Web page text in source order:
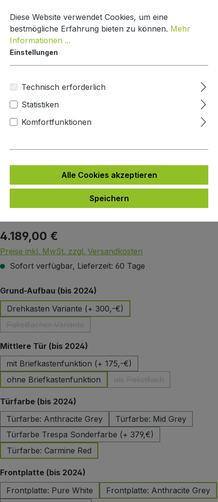
Paketkasten Classic Line
Mypaketkasten
Bildergalerie überspringen
Regulärer Preis:
4.189,00 €
Preise inkl. MwSt. zzgl. Versandkosten
Sofort verfügbar, Lieferzeit: 60 Tage
Grund-Aufbau (bis 2024)
Drehkasten Variante (+ 300,-€)
(Diese Option ist zurzeit nicht verfügbar.)
Mittlere Tür (bis 2024)
mit Briefkastenfunktion (+ 175,-€)
ohne Briefkastenfunktion
Türfarbe (bis 2024)
Türfarbe: Anthracite Grey
Türfarbe: Mid Grey
Türfarbe Trespa Sonderfarbe (+ 379,€)
Türfarbe: Carmine Red
Frontplatte (bis 2024)
Frontplatte: Pure White
Frontplatte: Anthracite Grey
Diese Website verwendet Cookies, um eine
bestmögliche Erfahrung bieten zu können. Mehr
Informationen ...
Einstellungen
Technisch erforderlich
Statistiken
Komfortfunktionen
Alle Cookies akzeptieren
Speichern